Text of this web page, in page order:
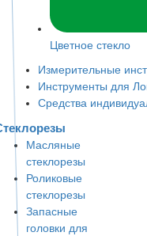
Цветное стекло
Измерительные
Инструменты для
Средства
Масляные
стеклорезы
Роликовые
стеклорезы
Запасные
головки для